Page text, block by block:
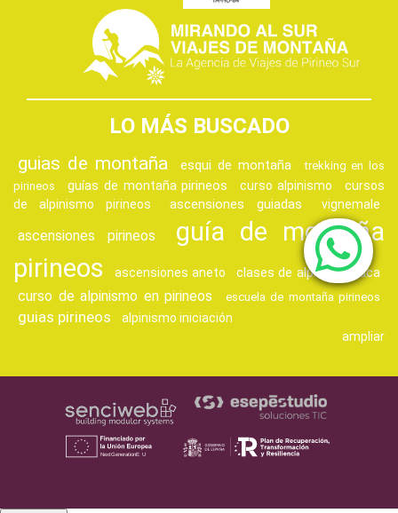
LO MÁS BUSCADO
guias de montaña esqui de montaña
trekking en los
pirineos
guías de montaña pirineos curso alpinismo
cursos
de alpinismo pirineos
ascensiones guiadas vignemale
ascensiones pirineos
guía de montaña
pirineos
ascensiones aneto clases de alpinismo jaca
curso de alpinismo en pirineos escuela de montaña pirineos
guias pirineos
alpinismo iniciación
ampliar